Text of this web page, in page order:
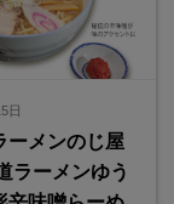
日
ーメンのじ屋
ラーメンゆう